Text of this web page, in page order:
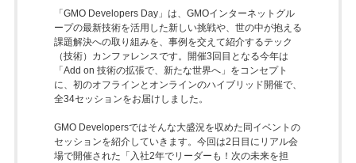
「GMO Developers Day」は、GMOインターネットグル
ープの最新技術を活用した新しい挑戦や、世の中が抱える
課題解決への取り組みを、事例を交えて紹介するテック
（技術）カンファレンスです。開催3回目となる今年は
「Add on 技術の拡張で、新たな世界へ」をコンセプト
に、初のオフラインとオンラインのハイブリッド開催で、
全34セッションをお届けしました。
GMO Developersではそんな大盛況を収めた同イベントの
セッションを紹介していきます。今回は2日目にリアル会
場で開催された「入社2年でリーダーも！次の未来を担